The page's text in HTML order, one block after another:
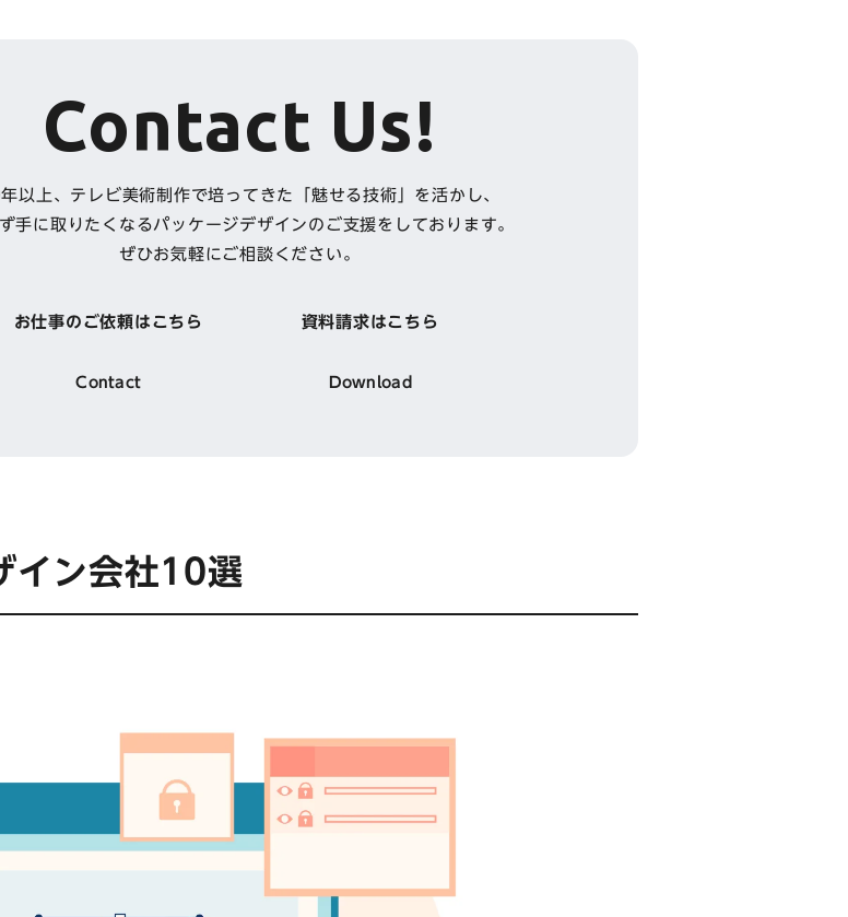
Contact Us!
以上、テレビ美術制作で培ってきた「魅せる技術」を活かし、
手に取りたくなるパッケージデザインのご支援をしております。
ぜひお気軽にご相談ください。
お仕事のご依頼はこちら
Contact
資料請求はこちら
Download
イン会社10選